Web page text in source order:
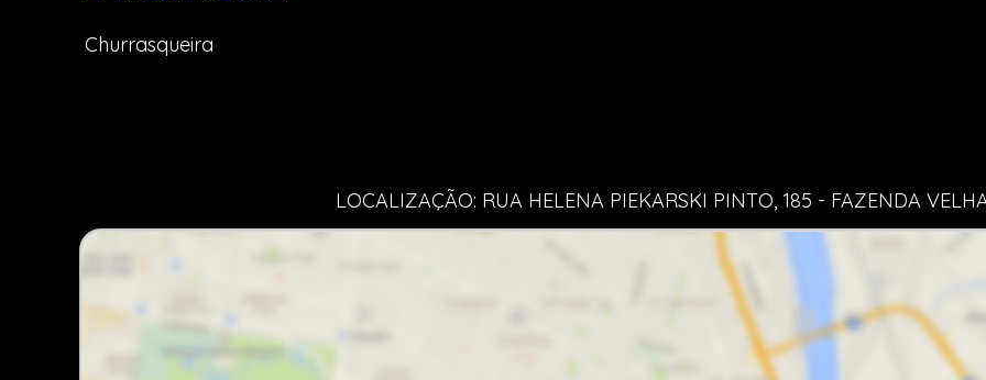
Churrasqueira
LOCALIZAÇÃO: RUA HELENA PIEKARSKI PINTO, 185 - FAZENDA